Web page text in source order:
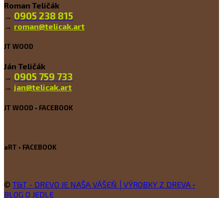
Roman Teličák
→ 0905 238 815
→ roman@telicak.art
JT WOOD
Ján Teličák
→ 0905 759 733
→ jan@telicak.art
JT WOOD • FACEBOOK
aRT • FACEBOOK
© T&T - DREVO JE NAŠA VÁŠEŇ │VÝROBKY Z DREVA •
BLOG O JEDLE